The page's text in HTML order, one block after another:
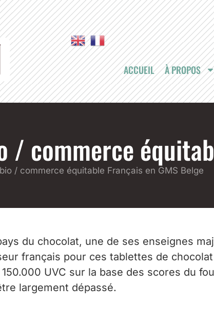
ACCUEIL À PROPOS
/ commerce
/ commerce équitable Français en GMS Belge
du chocolat, une de ses enseignes
français pour ces tablettes de
UVC sur la base des scores du
largement dépassé.